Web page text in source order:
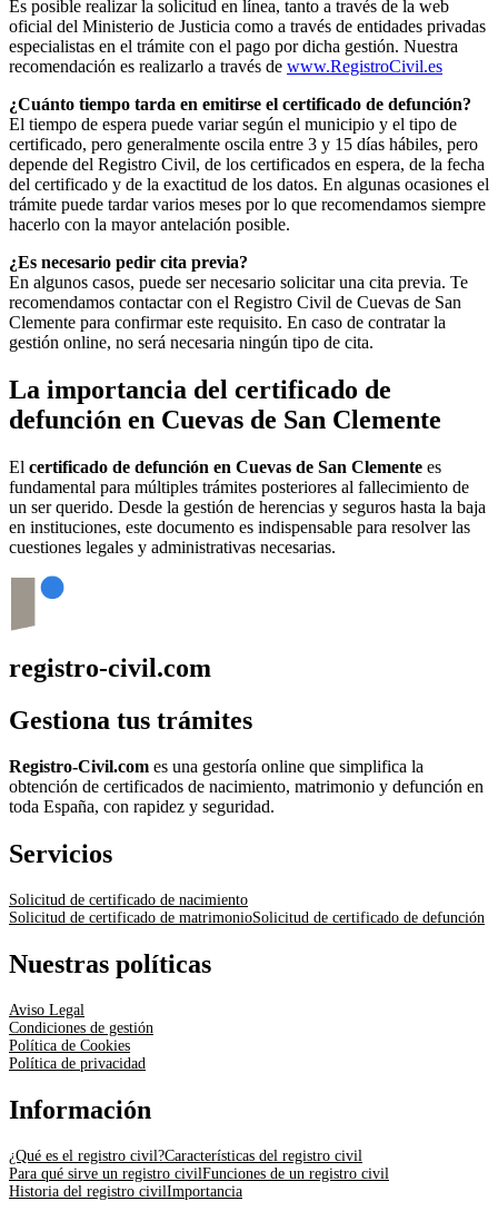
Es posible realizar la solicitud en línea, tanto a través de la web
oficial del Ministerio de Justicia como a través de entidades privadas
especialistas en el trámite con el pago por dicha gestión. Nuestra
recomendación es realizarlo a través de www.RegistroCivil.es
¿Cuánto tiempo tarda en emitirse el certificado de defunción?
El tiempo de espera puede variar según el municipio y el tipo de
certificado, pero generalmente oscila entre 3 y 15 días hábiles, pero
depende del Registro Civil, de los certificados en espera, de la fecha
del certificado y de la exactitud de los datos. En algunas ocasiones el
trámite puede tardar varios meses por lo que recomendamos siempre
hacerlo con la mayor antelación posible.
¿Es necesario pedir cita previa?
En algunos casos, puede ser necesario solicitar una cita previa. Te
recomendamos contactar con el Registro Civil de Cuevas de San
Clemente para confirmar este requisito. En caso de contratar la
gestión online, no será necesaria ningún tipo de cita.
La importancia del certificado de
defunción en Cuevas de San Clemente
El certificado de defunción en Cuevas de San Clemente es
fundamental para múltiples trámites posteriores al fallecimiento de
un ser querido. Desde la gestión de herencias y seguros hasta la baja
en instituciones, este documento es indispensable para resolver las
cuestiones legales y administrativas necesarias.
registro-civil.com
Gestiona tus trámites
Registro-Civil.com es una gestoría online que simplifica la
obtención de certificados de nacimiento, matrimonio y defunción en
toda España, con rapidez y seguridad.
Servicios
Solicitud de certificado de nacimiento
Solicitud de certificado de matrimonioSolicitud de certificado de defunción
Nuestras políticas
Aviso Legal
Condiciones de gestión
Política de Cookies
Política de privacidad
Información
¿Qué es el registro civil?Características del registro civil
Para qué sirve un registro civilFunciones de un registro civil
Historia del registro civilImportancia